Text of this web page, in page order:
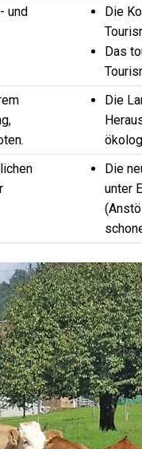
und
Die
Das
Die
Die
unter